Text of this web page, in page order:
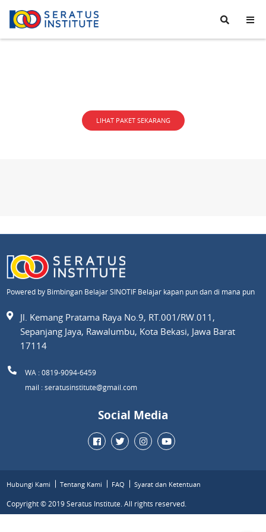
Seratus
Institute
LIHAT PAKET SEKARANG
Powered by Bimbingan Belajar SINOTIF Belajar kapan pun dan di mana pun
Jl. Kemang Pratama Raya No.9, RT.001/RW.011,
Sepanjang Jaya, Rawalumbu, Kota Bekasi, Jawa Barat
17114
WA : 0819-9094-6459
mail : seratusinstitute@gmail.com
Social Media
Hubungi Kami Tentang Kami FAQ Syarat dan Ketentuan
Copyright © 2019 Seratus Institute. All rights reserved.